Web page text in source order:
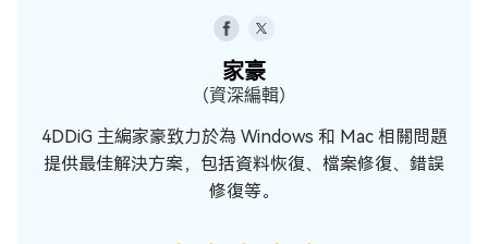
家豪
（資深編輯）
4DDiG 主編家豪致力於為 Windows 和 Mac 相關問題
提供最佳解決方案，包括資料恢復、檔案修復、錯誤
修復等。